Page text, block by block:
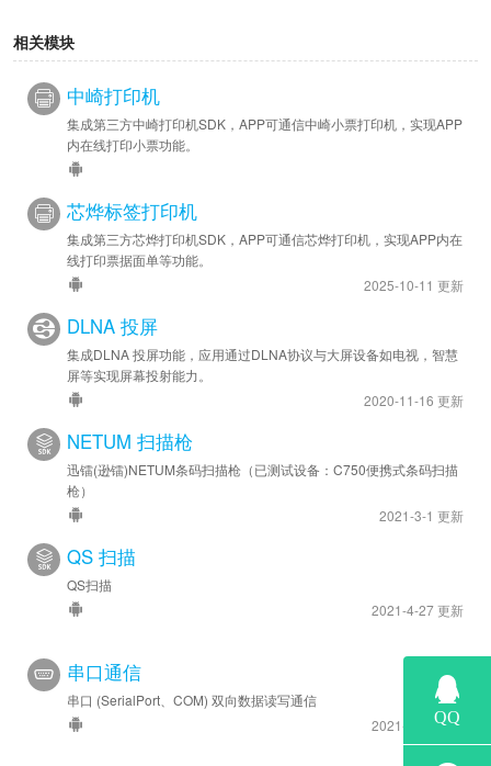
相关模块
中崎打印机
集成第三方中崎打印机SDK，APP可通信中崎小票打印机，实现APP
内在线打印小票功能。
芯烨标签打印机
集成第三方芯烨打印机SDK，APP可通信芯烨打印机，实现APP内在
线打印票据面单等功能。
2025-10-11 更新
DLNA 投屏
集成DLNA 投屏功能，应用通过DLNA协议与大屏设备如电视，智慧
屏等实现屏幕投射能力。
2020-11-16 更新
NETUM 扫描枪
迅镭(逊镭)NETUM条码扫描枪（已测试设备：C750便携式条码扫描
枪）
2021-3-1 更新
QS 扫描
QS扫描
2021-4-27 更新
串口通信
串口 (SerialPort、COM) 双向数据读写通信
2021-8-25 更新